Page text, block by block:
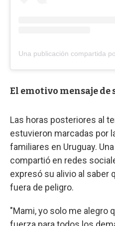
El emotivo mensaje de
Las horas posteriores al
estuvieron marcadas por
familiares en Uruguay.
compartió en redes
expresó su alivio al saber
fuera de peligro.
"Mami, yo solo me alegro